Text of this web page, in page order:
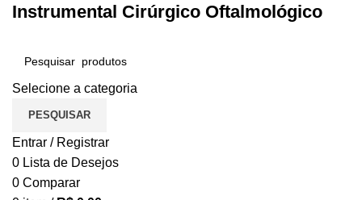
Instrumental Cirúrgico Oftalmológico
Selecione a categoria
PESQUISAR
Entrar / Registrar
0 Lista de Desejos
0 Comparar